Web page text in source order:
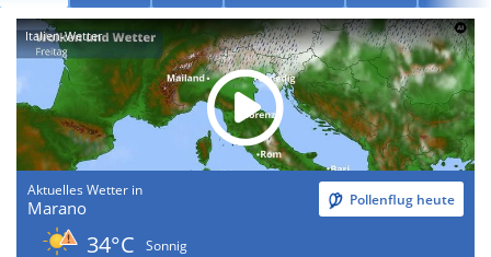
Italien-Wetter
Aktuelles Wetter in
Marano Pollenflug heute
34°C
Sonnig